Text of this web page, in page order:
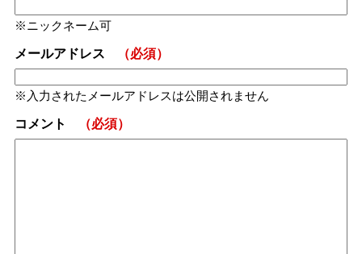
ニックネーム可
メールアドレス （必須）
入力されたメールアドレスは公開されません
コメント （必須）